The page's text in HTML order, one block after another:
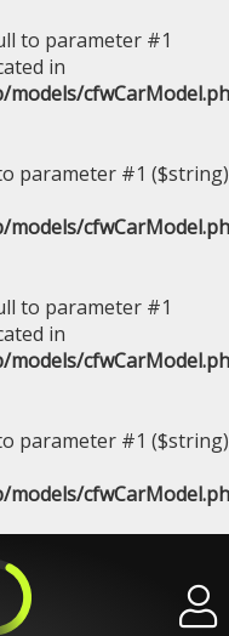
to parameter #1
in
parameter #1 ($string)
to parameter #1
in
parameter #1 ($string)